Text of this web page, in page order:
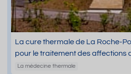
La cure thermale de La Roche-
pour le traitement des affections
La médecine thermale